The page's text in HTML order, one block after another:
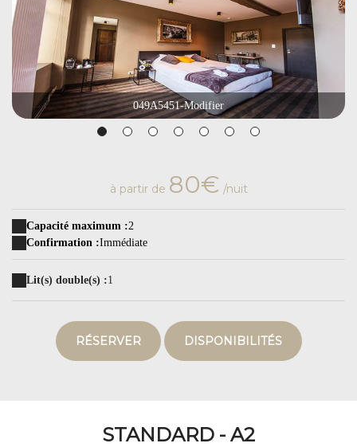
049A5451-Modifier
à partir de 80€ /nuit
Capacité maximum :2
Confirmation :Immédiate
Lit(s) double(s) :1
RÉSERVER DISPONIBILITÉS
STANDARD - A2